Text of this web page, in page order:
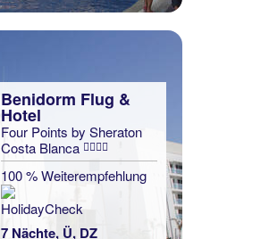
Benidorm Flug &
Hotel
Four Points by Sheraton
Costa Blanca
100 % Weiterempfehlung
7 Nächte, Ü, DZ